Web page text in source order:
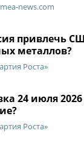
news.com
привлечь
металлов?
Роста»
24 июля
Роста»